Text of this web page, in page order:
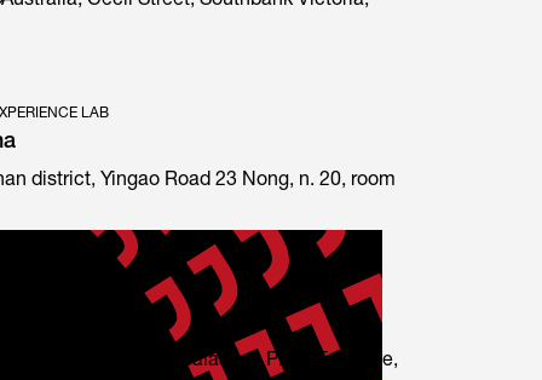
E1 Prima special edition
LAB
district, Yingao Road 23 Nong, n. 20, room
LAB
- USA
North America 6940 Salashan Pkwy Ferndale,